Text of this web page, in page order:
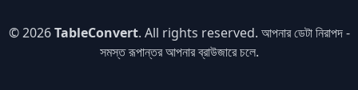
© 2026TableConvert. All rights reserved. আপনার ডেটা নিরাপদ -
সমস্ত রূপান্তর আপনার ব্রাউজারে চলে.